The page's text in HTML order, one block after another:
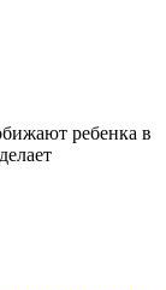
ребенка в